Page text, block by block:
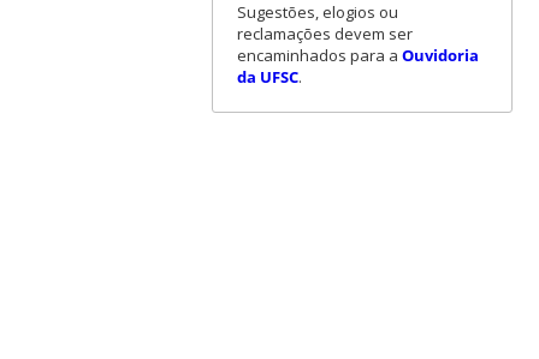
Sugestões, elogios ou
reclamações devem ser
encaminhados para a Ouvidoria
da UFSC.